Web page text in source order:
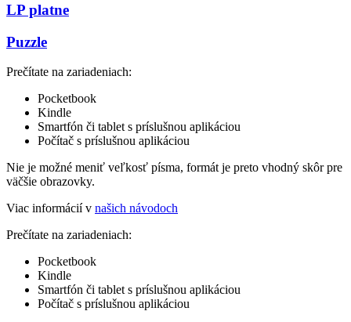
LP platne
Puzzle
Prečítate na zariadeniach:
Pocketbook
Kindle
Smartfón či tablet s príslušnou aplikáciou
Počítač s príslušnou aplikáciou
Nie je možné meniť veľkosť písma, formát je preto vhodný skôr pre
väčšie obrazovky.
Viac informácií v našich návodoch
Prečítate na zariadeniach:
Pocketbook
Kindle
Smartfón či tablet s príslušnou aplikáciou
Počítač s príslušnou aplikáciou